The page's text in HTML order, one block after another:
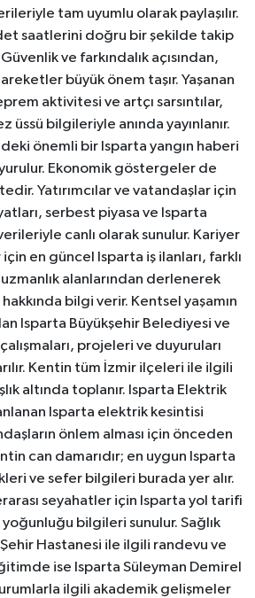
tam uyumlu olarak paylaşılır.
saatlerini doğru bir şekilde takip
ve farkındalık açısından,
büyük önem taşır. Yaşanan
aktivitesi ve artçı sarsıntılar,
üssü bilgileriyle anında yayınlanır.
önemli bir Isparta yangın haberi
Ekonomik göstergeler de
Yatırımcılar ve vatandaşlar için
serbest piyasa ve Isparta
canlı olarak sunulur. Kariyer
en güncel Isparta iş ilanları, farklı
alanlarından derlenerek
bilgi verir. Kentsel yaşamın
Isparta Büyükşehir Belediyesi ve
projeleri ve duyuruları
Kentin tüm İzmir ilçeleri ile ilgili
altında toplanır. Isparta Elektrik
Isparta elektrik kesintisi
önlem alması için önceden
can damarıdır; en uygun Isparta
ve sefer bilgileri burada yer alır.
seyahatler için Isparta yol tarifi
bilgileri sunulur. Sağlık
Hastanesi ile ilgili randevu ve
ise Isparta Süleyman Demirel
ilgili akademik gelişmeler